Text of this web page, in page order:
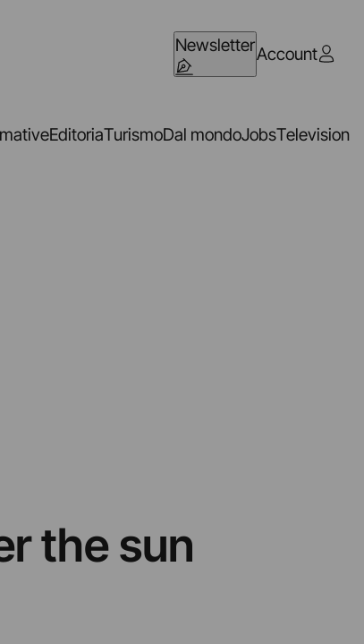
NewsletterAccount
EditoriaTurismoDal mondoJobsTelevision
the sun